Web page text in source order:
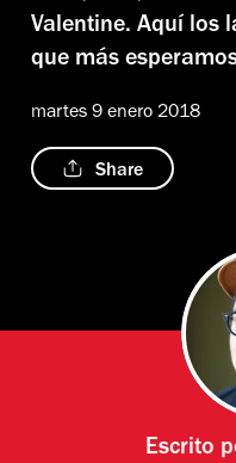
Valentine. Aquí los
que más
martes 9 enero 2018
Share
Escrito